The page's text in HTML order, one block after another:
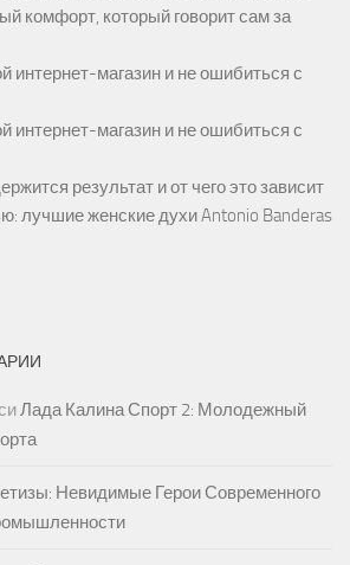
комфорт, который говорит сам за
интернет-магазин и не ошибиться с
интернет-магазин и не ошибиться с
результат и от чего это зависит
лучшие женские духи Antonio Banderas
Лада Калина Спорт 2: Молодежный
Невидимые Герои Современного